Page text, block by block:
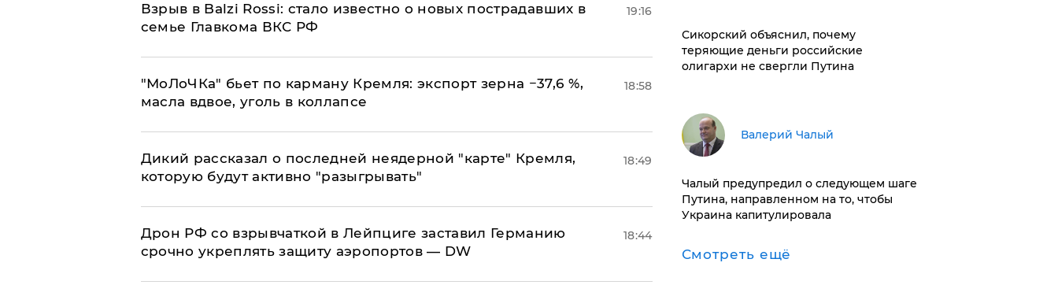
Взрыв в Balzi Rossi: стало известно о новых пострадавших в
семье Главкома ВКС РФ
19:16
​"МоЛоЧКа" бьет по карману Кремля: экспорт зерна −37,6 %,
масла вдвое, уголь в коллапсе
18:58
Дикий рассказал о последней неядерной "карте" Кремля,
которую будут активно "разыгрывать"
18:49
​Дрон РФ со взрывчаткой в Лейпциге заставил Германию
срочно укреплять защиту аэропортов — DW
18:44
Сикорский объяснил, почему
теряющие деньги российские
олигархи не свергли Путина
Валерий Чалый
Чалый предупредил о следующем шаге
Путина, направленном на то, чтобы
Украина капитулировала
Смотреть ещё